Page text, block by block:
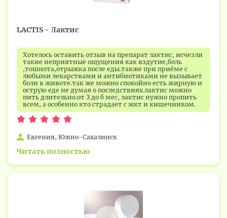
LACTIS - Лактис
Хотелось оставить отзыв на препарат лактис, исчезли
такие неприятные ощущения как вздутие,боль
,тошнота,отрыжка после еды.также при приёме с
любыми лекарствами и антибиотиками не вызывает
боли в животе.так же можно спокойно есть жирную и
острую еде не думая о последствиях.лактис можно
пить длительно.от З до б мес, лактис нужно пропить
всем, а особенно кто страдает с жкт и кишечником.
Евгения, Южно-Сахалинск
Читать полностью